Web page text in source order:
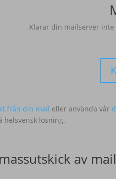
Klarar din mailserver inte
från din mail eller använda vår
helsvensk lösning.
av